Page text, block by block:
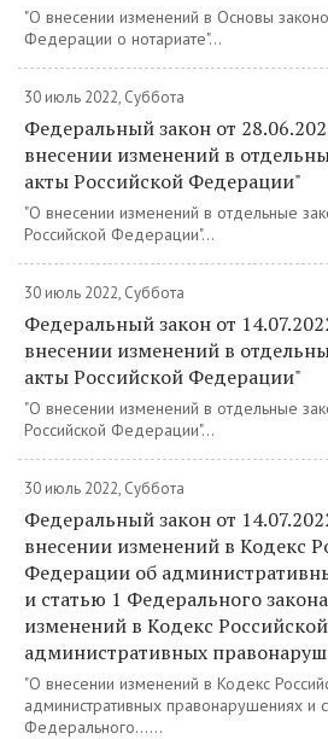
"О внесении изменений в Основы
Федерации о нотариате"...
30 июль 2022, Суббота
Федеральный закон от
внесении изменений в
акты Российской Федерации"
"О внесении изменений в отдельные
Российской Федерации"...
30 июль 2022, Суббота
Федеральный закон от
внесении изменений в
акты Российской Федерации"
"О внесении изменений в отдельные
Российской Федерации"...
30 июль 2022, Суббота
Федеральный закон от
внесении изменений в Кодекс
Федерации об
и статью 1 Федерального
изменений в Кодекс
административных
"О внесении изменений в Кодекс
административных правонарушениях и
Федерального......